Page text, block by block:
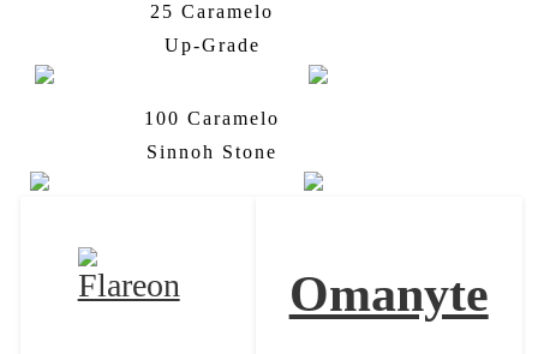
25 Caramelo
Up-Grade
100 Caramelo
Sinnoh Stone
Omanyte